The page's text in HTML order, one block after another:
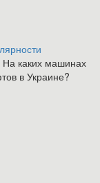
На каких машинах
в Украине?